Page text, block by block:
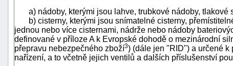
a) nádoby, kterými jsou lahve, trubkové nádoby, tlakové
b) cisterny, kterými jsou snímatelné cisterny,
jednou nebo více cisternami, nádrže nebo nádoby
definované v příloze A k Evropské dohodě o mezinárodní
přepravu nebezpečného zboží3) (dále jen "RID") a určené k
nařízení, a to včetně jejich ventilů a dalších příslušenství